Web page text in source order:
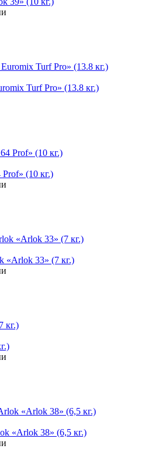
Turf Pro» (13.8 кг.)
(10 кг.)
«Arlok 33» (7 кг.)
«Arlok 38» (6,5 кг.)